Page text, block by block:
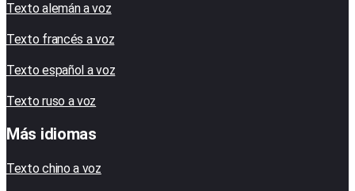
Texto alemán a voz
Texto francés a voz
Texto español a voz
Texto ruso a voz
Más idiomas
Texto chino a voz